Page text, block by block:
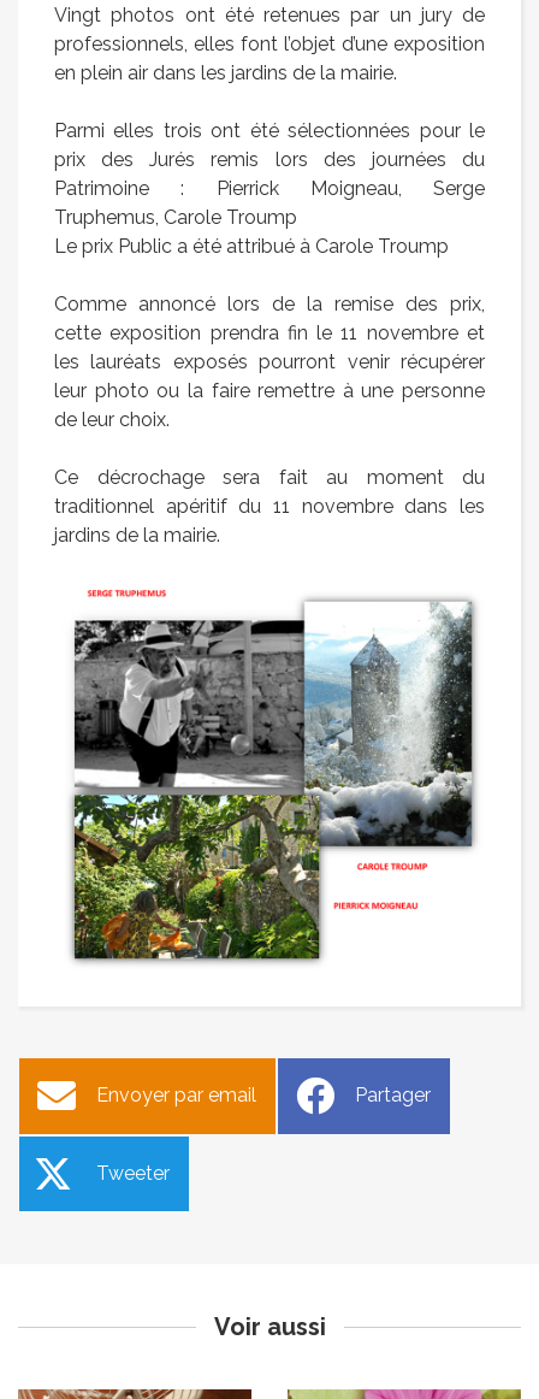
Vingt photos ont été retenues par un jury de
professionnels, elles font l’objet d’une exposition
en plein air dans les jardins de la mairie.
Parmi elles trois ont été sélectionnées pour le
prix des Jurés remis lors des journées du
Patrimoine : Pierrick Moigneau, Serge
Truphemus, Carole Troump
Le prix Public a été attribué à Carole Troump
Comme annoncé lors de la remise des prix,
cette exposition prendra fin le 11 novembre et
les lauréats exposés pourront venir récupérer
leur photo ou la faire remettre à une personne
de leur choix.
Ce décrochage sera fait au moment du
traditionnel apéritif du 11 novembre dans les
jardins de la mairie.
Envoyer par email Partager
Tweeter
Voir aussi